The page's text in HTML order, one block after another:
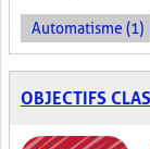
Automatisme (1)
OBJECTIFS